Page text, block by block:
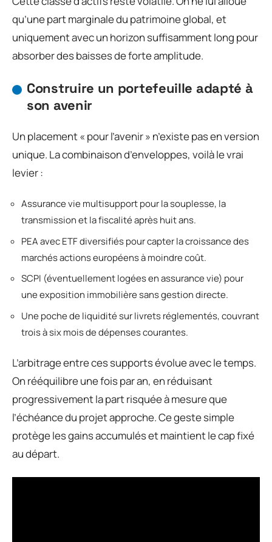
qu’une part marginale du patrimoine global, et
uniquement avec un horizon suffisamment long pour
absorber des baisses de forte amplitude.
Construire un portefeuille adapté à
son avenir
Un placement « pour l’avenir » n’existe pas en version
unique. La combinaison d’enveloppes, voilà le vrai
levier :
Assurance vie multisupport pour la souplesse, la
transmission et la fiscalité après huit ans.
PEA avec ETF diversifiés pour capter la croissance des
marchés actions européens à moindre coût.
SCPI (éventuellement logées en assurance vie) pour
une exposition immobilière sans gestion directe.
Une poche de liquidité sur livrets réglementés, couvrant
trois à six mois de dépenses courantes.
L’arbitrage entre ces supports évolue avec le temps.
On rééquilibre une fois par an, en réduisant
progressivement la part risquée à mesure que
l’échéance du projet approche. Ce geste simple
protège les gains accumulés et maintient le cap fixé
au départ.